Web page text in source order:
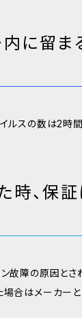
に留ま
ルスの数は2時
時、保
故障の原因とさ
場合はメーカーと